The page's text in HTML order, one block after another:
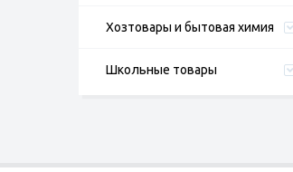
Хозтовары и бытовая химия
Школьные товары